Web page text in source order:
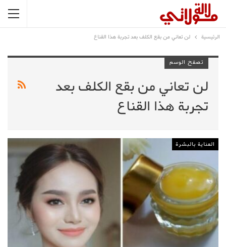
الرئيسية لن تعاني من بقع الكلف بعد تجربة هذا القناع
تصفح الوسم
لن تعاني من بقع الكلف بعد
تجربة هذا القناع
العناية بالبشرة